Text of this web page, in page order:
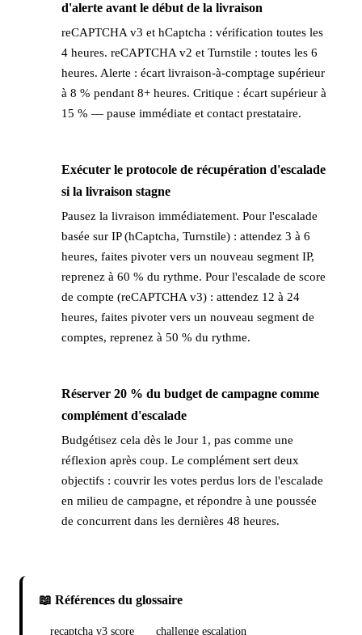
d'alerte avant le début de la livraison
reCAPTCHA v3 et hCaptcha : vérification toutes les
4 heures. reCAPTCHA v2 et Turnstile : toutes les 6
heures. Alerte : écart livraison-à-comptage supérieur
à 8 % pendant 8+ heures. Critique : écart supérieur à
15 % — pause immédiate et contact prestataire.
Exécuter le protocole de récupération d'escalade
si la livraison stagne
Pausez la livraison immédiatement. Pour l'escalade
basée sur IP (hCaptcha, Turnstile) : attendez 3 à 6
heures, faites pivoter vers un nouveau segment IP,
reprenez à 60 % du rythme. Pour l'escalade de score
de compte (reCAPTCHA v3) : attendez 12 à 24
heures, faites pivoter vers un nouveau segment de
comptes, reprenez à 50 % du rythme.
Réserver 20 % du budget de campagne comme
complément d'escalade
Budgétisez cela dès le Jour 1, pas comme une
réflexion après coup. Le complément sert deux
objectifs : couvrir les votes perdus lors de l'escalade
en milieu de campagne, et répondre à une poussée
de concurrent dans les dernières 48 heures.
📖 Références du glossaire
recaptcha v3 score challenge escalation